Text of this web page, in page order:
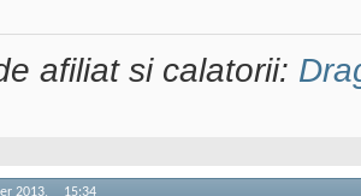
afiliat si calatorii:
2013, 15:34